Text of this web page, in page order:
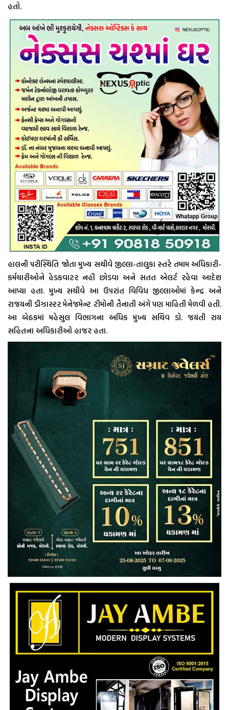
હતો.
હાલની પરીસ્થિતિ જોતા મુખ્ય સચીવે જીલ્લા-તાલુકા સ્તરે તમામ અધિકારી-
કર્મચારીઓને હેડકવાટર નહી છોડવા અને સતત એલર્ટ રહેવા આદેશ
આપ્યા હતા. મુખ્ય સચીવે આ ઉપરાંત વિવિધ જીલ્લાઓમાં કેન્દ્ર અને
રાજયની ડીઝાસ્ટર મેનેજમેન્ટ ટીમોની તૈનાતી અંગે પણ માહિતી મેળવી હતી.
આ બેઠકમાં મહેસુલ વિભાગના અધિક મુખ્ય સચિવ ડો. જયંતી રાય
સહિતના અધિકારીઓ હાજર હતા.